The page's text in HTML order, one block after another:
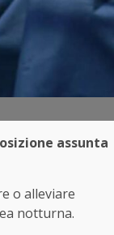
assunta
o alleviare
notturna.